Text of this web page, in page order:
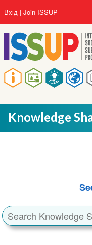
до
основного
вмісту
Main
navigation
User
account
menu
Вхід Join ISSUP
Knowledge